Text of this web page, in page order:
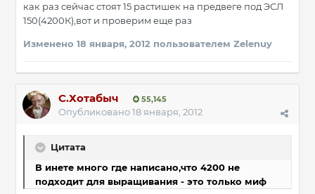
как раз сейчас стоят 15 растишек на предвеге под ЭСЛ
150(4200К),вот и проверим еще раз
Изменено 18 января, 2012 пользователем Zelenuy
С.Хотабыч 55,145
Опубликовано18 января, 2012
Цитата
В инете много где написано,что 4200 не
подходит для выращивания - это только миф